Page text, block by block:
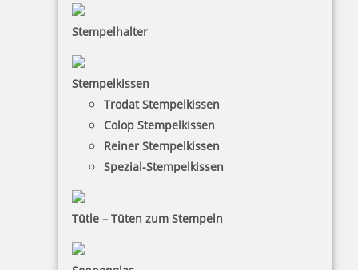
Stempelhalter
Stempelkissen
Trodat Stempelkissen
Colop Stempelkissen
Reiner Stempelkissen
Spezial-Stempelkissen
Tütle – Tüten zum Stempeln
HINWEISE
Versandinformationen
Zahlungsbedingungen
Bestellhinweise